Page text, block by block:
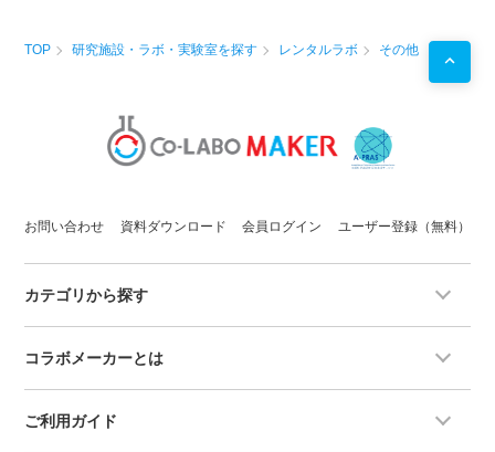
TOP 研究施設・ラボ・実験室を探す レンタルラボ その他
お問い合わせ 資料ダウンロード 会員ログイン ユーザー登録（無料）
カテゴリから探す
コラボメーカーとは
ご利用ガイド